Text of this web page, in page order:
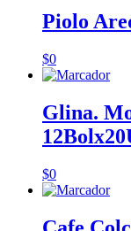
Piolo
$0
Glina.
$0